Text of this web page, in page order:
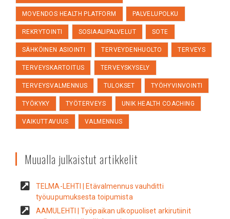
MOVENDOS HEALTH PLATFORM PALVELUPOLKU
REKRYTOINTI SOSIAALIPALVELUT SOTE
SÄHKÖINEN ASIOINTI TERVEYDENHUOLTO TERVEYS
TERVEYSKARTOITUS TERVEYSKYSELY
TERVEYSVALMENNUS TULOKSET TYÖHYVINVOINTI
TYÖKYKY TYÖTERVEYS UNIK HEALTH COACHING
VAIKUTTAVUUS VALMENNUS
Muualla julkaistut artikkelit
TELMA-LEHTI | Etävalmennus vauhditti
työuupumuksesta toipumista
AAMULEHTI | Työpaikan ulkopuoliset arkirutiinit